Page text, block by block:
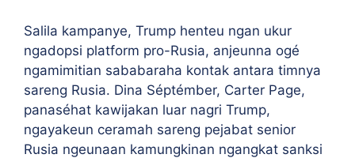
Salila kampanye, Trump henteu ngan ukur
ngadopsi platform pro-Rusia, anjeunna ogé
ngamimitian sababaraha kontak antara timnya
sareng Rusia. Dina Séptémber, Carter Page,
panaséhat kawijakan luar nagri Trump,
ngayakeun ceramah sareng pejabat senior
Rusia ngeunaan kamungkinan ngangkat sanksi